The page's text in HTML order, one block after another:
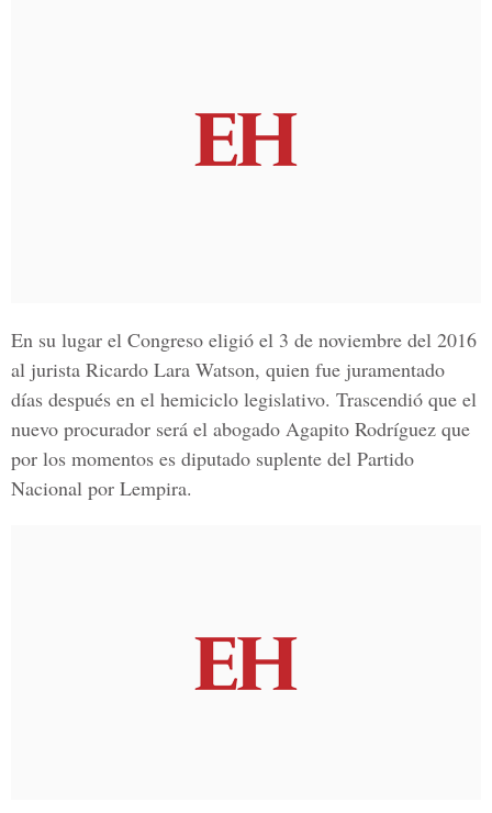
En su lugar el Congreso eligió el 3 de noviembre del 2016
al jurista Ricardo Lara Watson, quien fue juramentado
días después en el hemiciclo legislativo. Trascendió que el
nuevo procurador será el abogado Agapito Rodríguez que
por los momentos es diputado suplente del Partido
Nacional por Lempira.